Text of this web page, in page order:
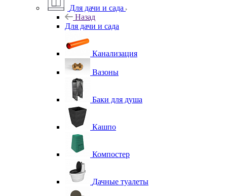
Для дачи и сада
Назад
Для дачи и сада
Канализация
Вазоны
Баки для душа
Кашпо
Компостер
Дачные туалеты